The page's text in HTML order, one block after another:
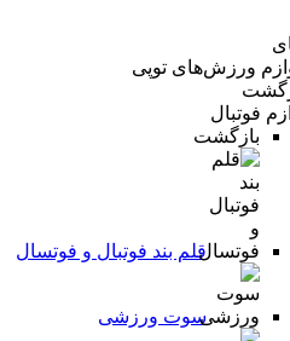
ورزش‌های توپی
فوتبال
بازگشت
قلم بند فوتبال و فوتسال
سوت ورزشی